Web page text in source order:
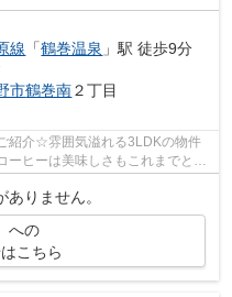
線 「鶴巻温泉 」駅 徒歩9分
市鶴巻南２丁目
紹介☆雰囲気溢れる3LDKの物件
ヒーは美味しさもこれまでと違
し...
りません。
への
こちら